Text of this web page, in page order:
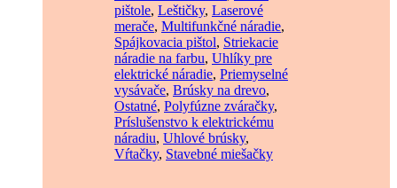
pištole, Leštičky, Laserové
merače, Multifunkčné náradie,
Spájkovacia pištol, Striekacie
náradie na farbu, Uhlíky pre
elektrické náradie, Priemyselné
vysávače, Brúsky na drevo,
Ostatné, Polyfúzne zváračky,
Príslušenstvo k elektrickému
náradiu, Uhlové brúsky,
Vŕtačky, Stavebné miešačky